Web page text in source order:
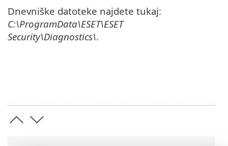
Dnevniške datoteke najdete tukaj:
C:\ProgramData\ESET\ESET
Security\Diagnostics\.